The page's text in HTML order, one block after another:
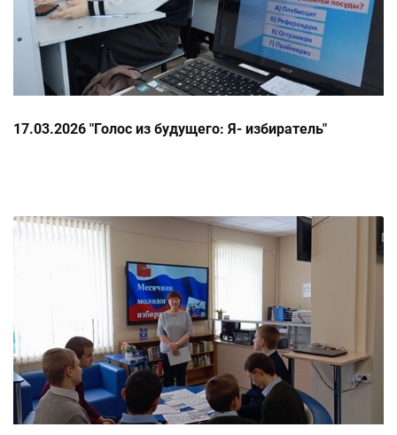
17.03.2026 "Голос из будущего: Я- избиратель"